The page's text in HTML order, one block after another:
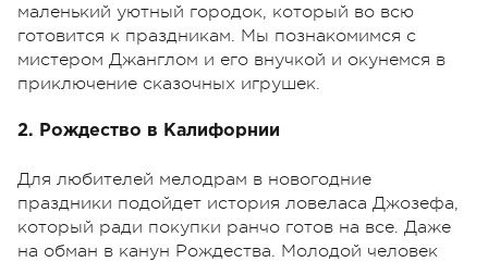
маленький уютный городок, который во всю
готовится к праздникам. Мы познакомимся с
мистером Джанглом и его внучкой и окунемся в
приключение сказочных игрушек.
2. Рождество в Калифорнии
Для любителей мелодрам в новогодние
праздники подойдет история ловеласа Джозефа,
который ради покупки ранчо готов на все. Даже
на обман в канун Рождества. Молодой человек